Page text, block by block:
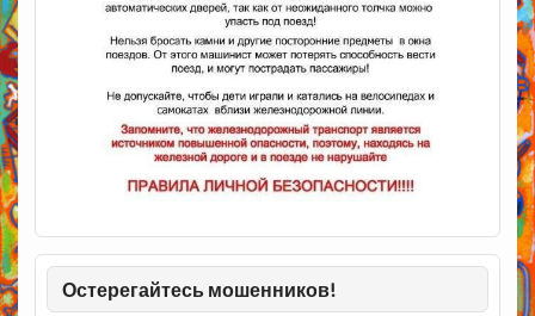
Остерегайтесь мошенников!